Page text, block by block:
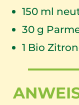
150ml
30g
1 Bio